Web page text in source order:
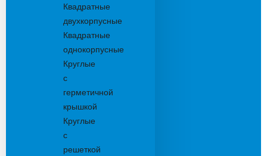
Квадратные
двухкорпусные
Квадратные
однокорпусные
Круглые
с
герметичной
крышкой
Круглые
с
решеткой